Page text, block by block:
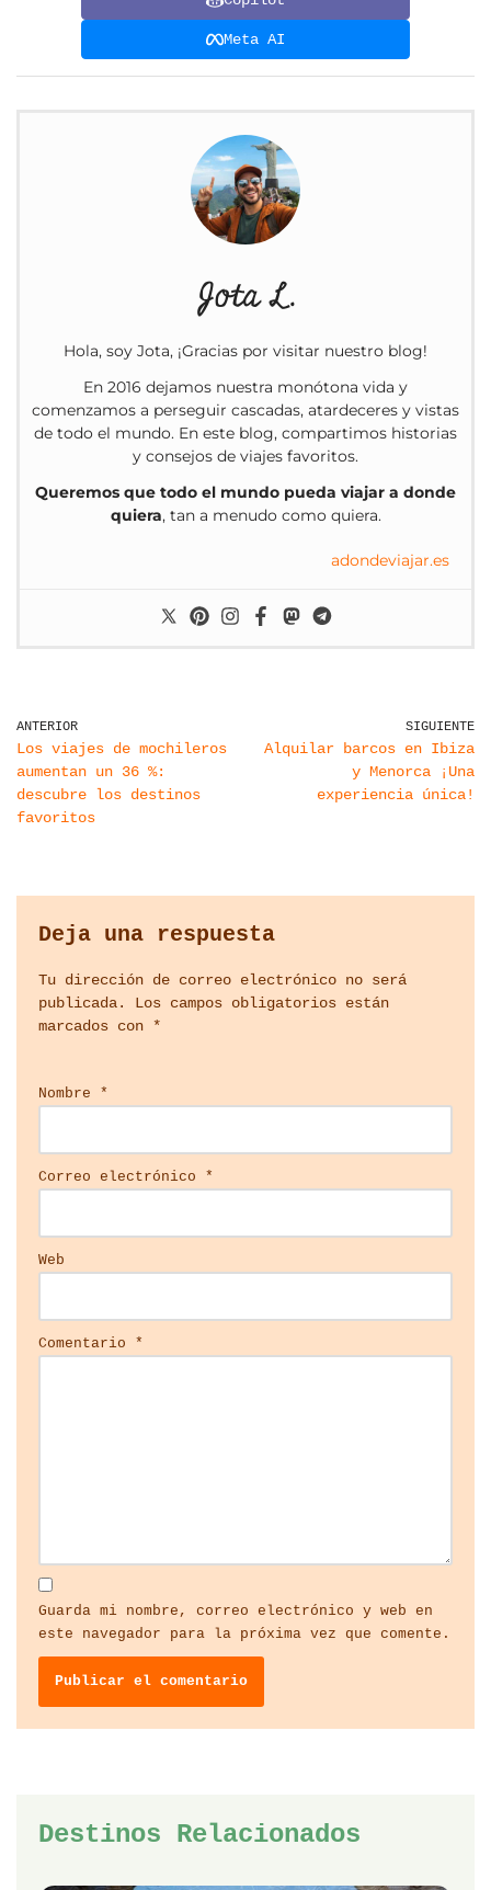
Meta AI
Jota L.
Hola, soy Jota, ¡Gracias por visitar nuestro blog!
En 2016 dejamos nuestra monótona vida y
comenzamos a perseguir cascadas, atardeceres y vistas
de todo el mundo. En este blog, compartimos historias
y consejos de viajes favoritos.
Queremos que todo el mundo pueda viajar a donde
quiera, tan a menudo como quiera.
adondeviajar.es
ANTERIOR
Los viajes de mochileros
aumentan un 36 %:
descubre los destinos
favoritos
SIGUIENTE
Alquilar barcos en Ibiza
y Menorca ¡Una
experiencia única!
Deja una respuesta
Tu dirección de correo electrónico no será
publicada.
Los campos obligatorios están
marcados con *
Nombre *
Correo electrónico *
Web
Comentario *
Guarda mi nombre, correo electrónico y web en
este navegador para la próxima vez que comente.
Destinos Relacionados